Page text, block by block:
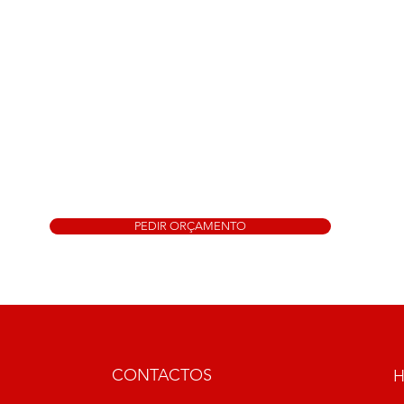
PEDIR ORÇAMENTO
CONTACTOS